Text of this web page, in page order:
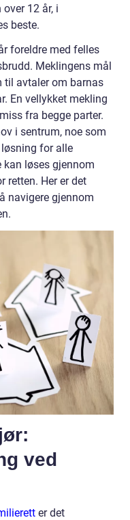
12 år, i
beste.
foreldre med felles
Meklingens mål
til avtaler om barnas
En vellykket mekling
fra begge parter.
i sentrum, noe som
for alle
kan løses gjennom
retten. Her er det
navigere gjennom
ved
er det